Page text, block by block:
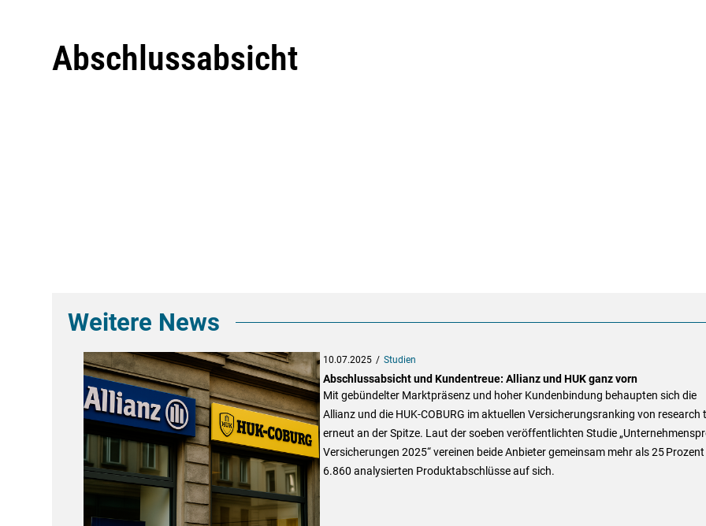
Abschlussabsicht
Weitere News
10.07.2025 Studien
Abschlussabsicht und Kundentreue: Allianz und HUK ganz vorn
Mit gebündelter Marktpräsenz und hoher Kundenbindung behaupten sich die
Allianz und die HUK-COBURG im aktuellen Versicherungsranking von research
erneut an der Spitze. Laut der soeben veröffentlichten Studie
Versicherungen 2025“ vereinen beide Anbieter gemeinsam mehr als 25 Prozent
6.860 analysierten Produktabschlüsse auf sich.